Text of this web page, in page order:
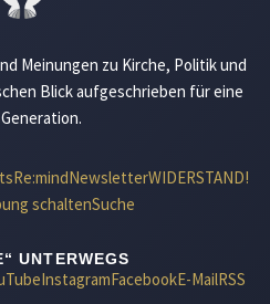
Meinungen zu Kirche, Politik und
Blick aufgeschrieben für eine
Re:mindNewsletterWIDERSTAND!
schaltenSuche
UNTERWEGS
InstagramFacebookE-MailRSS